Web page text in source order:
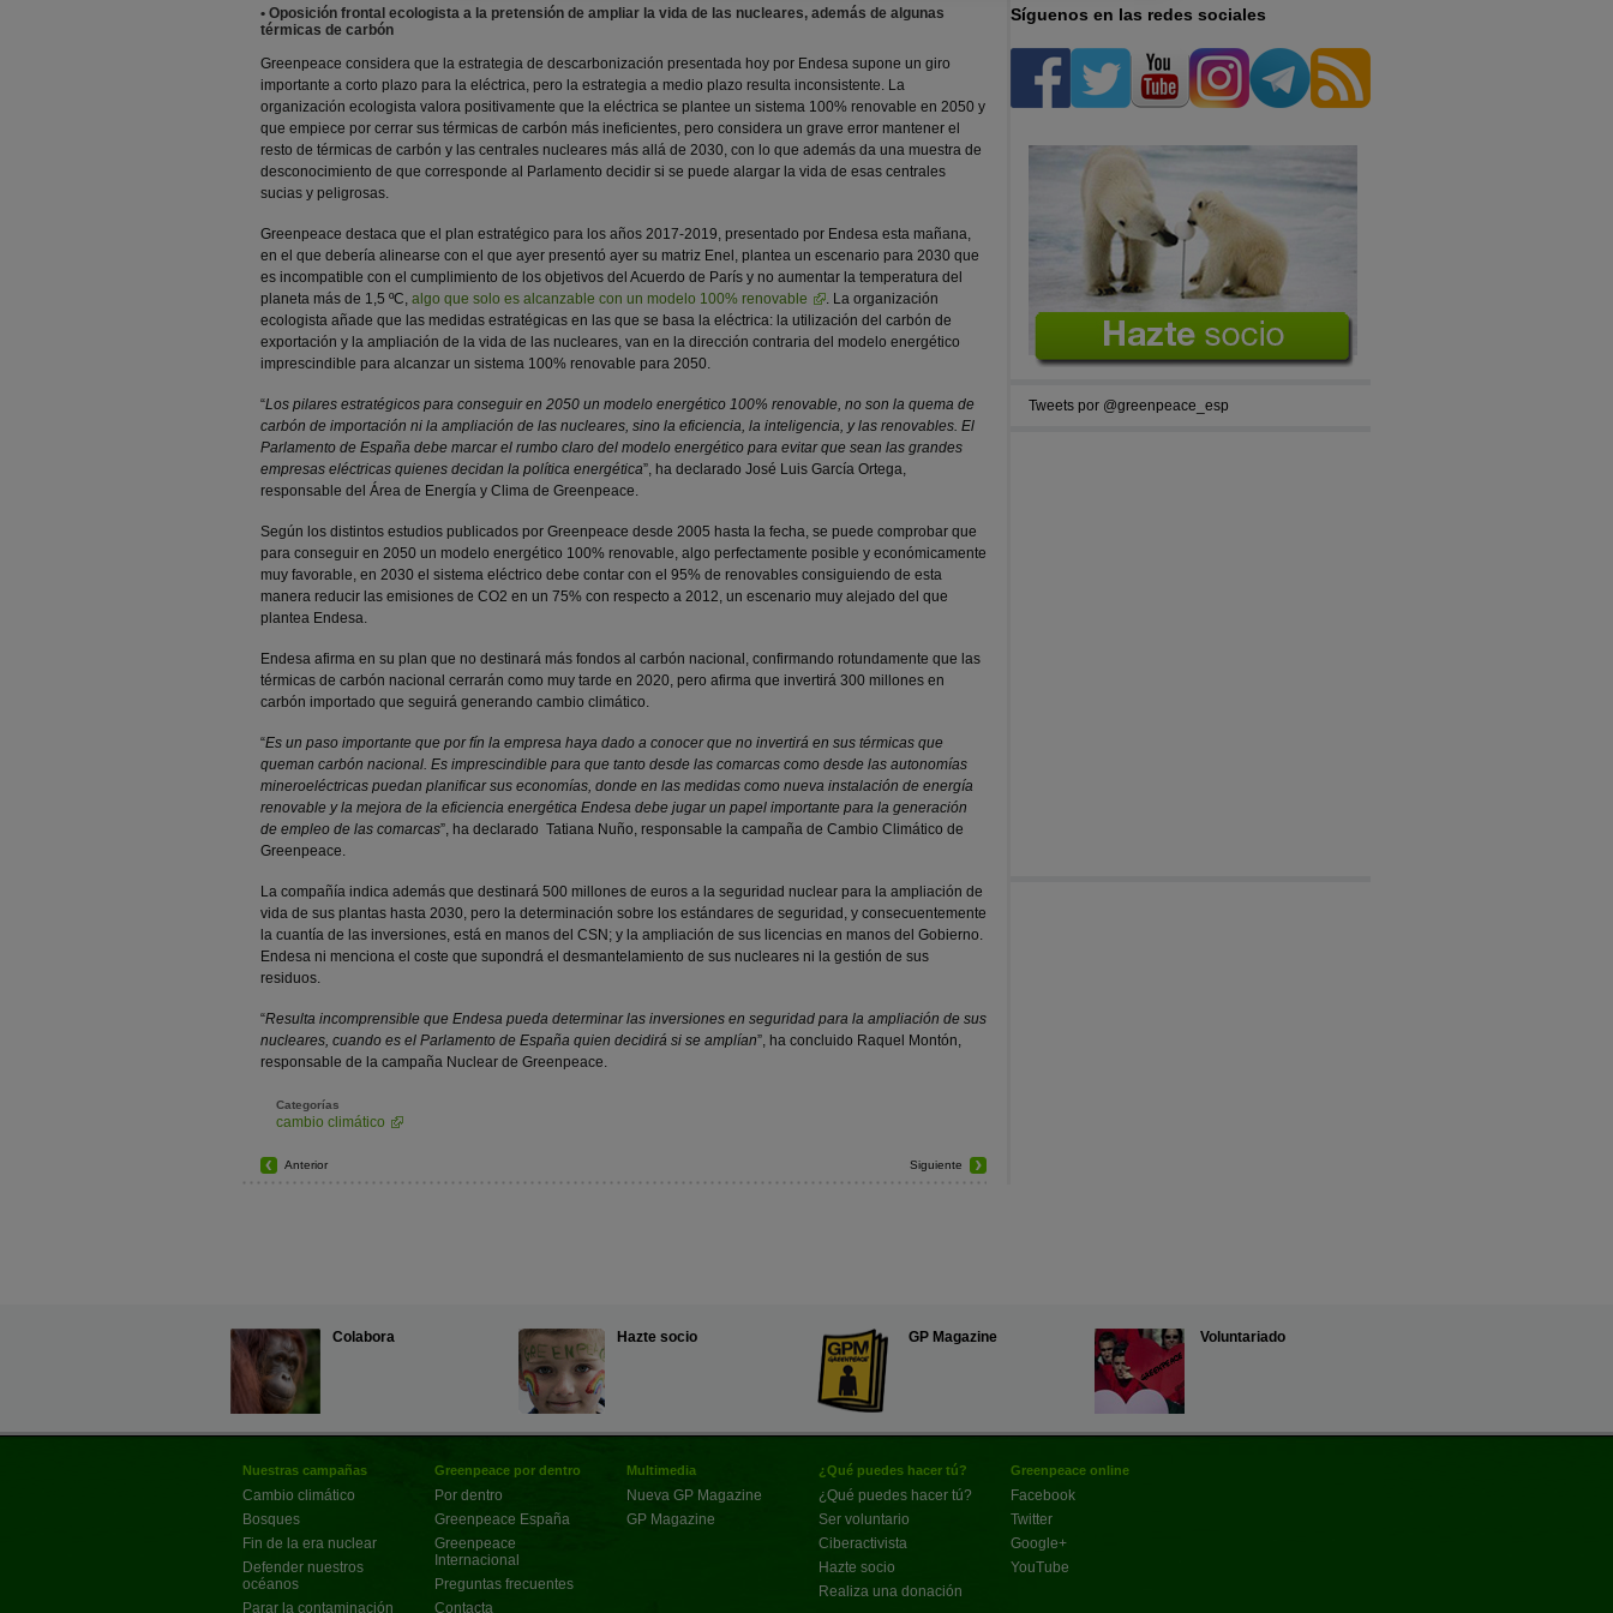
• Oposición frontal ecologista a la pretensión de ampliar la vida de las nucleares, además de algunas
térmicas de carbón
Greenpeace considera que la estrategia de descarbonización presentada hoy por Endesa supone un giro
importante a corto plazo para la eléctrica, pero la estrategia a medio plazo resulta inconsistente. La
organización ecologista valora positivamente que la eléctrica se plantee un sistema 100% renovable en 2050 y
que empiece por cerrar sus térmicas de carbón más ineficientes, pero considera un grave error mantener el
resto de térmicas de carbón y las centrales nucleares más allá de 2030, con lo que además da una muestra de
desconocimiento de que corresponde al Parlamento decidir si se puede alargar la vida de esas centrales
sucias y peligrosas.
Greenpeace destaca que el plan estratégico para los años 2017-2019, presentado por Endesa esta mañana,
en el que debería alinearse con el que ayer presentó ayer su matriz Enel, plantea un escenario para 2030 que
es incompatible con el cumplimiento de los objetivos del Acuerdo de París y no aumentar la temperatura del
planeta más de 1,5 ºC, algo que solo es alcanzable con un modelo 100% renovable
. La organización
ecologista añade que las medidas estratégicas en las que se basa la eléctrica: la utilización del carbón de
exportación y la ampliación de la vida de las nucleares, van en la dirección contraria del modelo energético
imprescindible para alcanzar un sistema 100% renovable para 2050.
“Los pilares estratégicos para conseguir en 2050 un modelo energético 100% renovable, no son la quema de
carbón de importación ni la ampliación de las nucleares, sino la eficiencia, la inteligencia, y las renovables. El
Parlamento de España debe marcar el rumbo claro del modelo energético para evitar que sean las grandes
empresas eléctricas quienes decidan la política energética”, ha declarado José Luis García Ortega,
responsable del Área de Energía y Clima de Greenpeace.
Según los distintos estudios publicados por Greenpeace desde 2005 hasta la fecha, se puede comprobar que
para conseguir en 2050 un modelo energético 100% renovable, algo perfectamente posible y económicamente
muy favorable, en 2030 el sistema eléctrico debe contar con el 95% de renovables consiguiendo de esta
manera reducir las emisiones de CO2 en un 75% con respecto a 2012, un escenario muy alejado del que
plantea Endesa.
Endesa afirma en su plan que no destinará más fondos al carbón nacional, confirmando rotundamente que las
térmicas de carbón nacional cerrarán como muy tarde en 2020, pero afirma que invertirá 300 millones en
carbón importado que seguirá generando cambio climático.
“Es un paso importante que por fín la empresa haya dado a conocer que no invertirá en sus térmicas que
queman carbón nacional. Es imprescindible para que tanto desde las comarcas como desde las autonomías
mineroeléctricas puedan planificar sus economías, donde en las medidas como nueva instalación de energía
renovable y la mejora de la eficiencia energética Endesa debe jugar un papel importante para la generación
de empleo de las comarcas”, ha declarado Tatiana Nuño, responsable la campaña de Cambio Climático de
Greenpeace.
La compañía indica además que destinará 500 millones de euros a la seguridad nuclear para la ampliación de
vida de sus plantas hasta 2030, pero la determinación sobre los estándares de seguridad, y consecuentemente
la cuantía de las inversiones, está en manos del CSN; y la ampliación de sus licencias en manos del Gobierno.
Endesa ni menciona el coste que supondrá el desmantelamiento de sus nucleares ni la gestión de sus
residuos.
“Resulta incomprensible que Endesa pueda determinar las inversiones en seguridad para la ampliación de sus
nucleares, cuando es el Parlamento de España quien decidirá si se amplían”, ha concluido Raquel Montón,
responsable de la campaña Nuclear de Greenpeace.
Categorías
cambio climático
Siguiente
Anterior
Síguenos en las redes sociales
Tweets por @greenpeace_esp
Colabora Hazte socio GP Magazine Voluntariado
Nuestras campañas
Cambio climático
Bosques
Fin de la era nuclear
Defender nuestros
océanos
Parar la contaminación
Greenpeace por dentro
Por dentro
Greenpeace España
Greenpeace
Internacional
Preguntas frecuentes
Contacta
Multimedia
Nueva GP Magazine
GP Magazine
¿Qué puedes hacer tú?
¿Qué puedes hacer tú?
Ser voluntario
Ciberactivista
Hazte socio
Realiza una donación
Greenpeace online
Facebook
Twitter
Google+
YouTube